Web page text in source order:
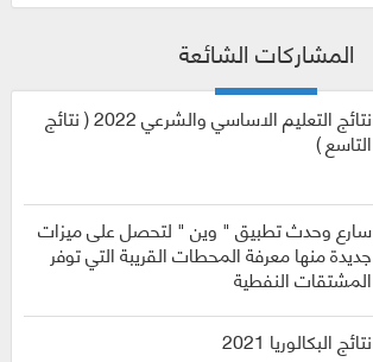
المشاركات الشائعة
نتائج التعليم الاساسي والشرعي 2022 ( نتائج
التاسع )
سارع وحدث تطبيق " وين " لتحصل على ميزات
جديدة منها معرفة المحطات القريبة التي توفر
المشتقات النفطية
نتائج البكالوريا 2021